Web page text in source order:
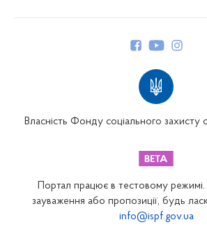
Закарпатське відділення
Запорізьке відділення
Власність Фонду соціального захисту
Портал працює в тестовому
зауваження або пропозиції, будь
info@ispf.gov.ua